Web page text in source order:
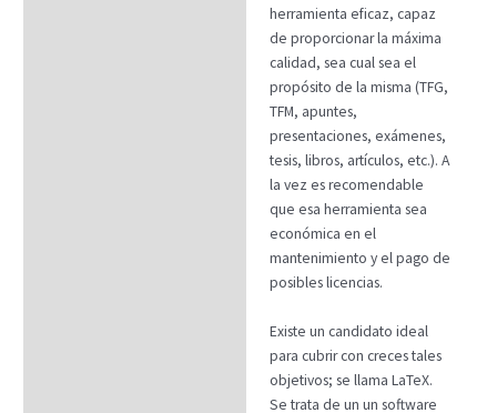
herramienta eficaz, capaz
de proporcionar la máxima
calidad, sea cual sea el
propósito de la misma (TFG,
TFM, apuntes,
presentaciones, exámenes,
tesis, libros, artículos, etc.). A
la vez es recomendable
que esa herramienta sea
económica en el
mantenimiento y el pago de
posibles licencias.
Existe un candidato ideal
para cubrir con creces tales
objetivos; se llama LaTeX.
Se trata de un un software